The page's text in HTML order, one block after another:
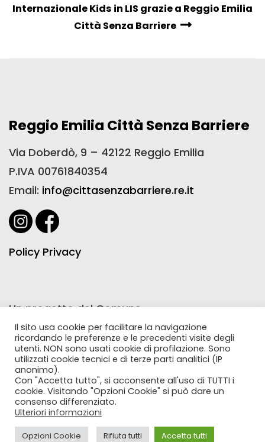
Internazionale Kids in LIS grazie a Reggio Emilia
Città Senza Barriere
Reggio Emilia Città Senza Barriere
Via Doberdò, 9 – 42122 Reggio Emilia
P.IVA 00761840354
Email: info@cittasenzabarriere.re.it
Policy Privacy
Un progetto del Comune
di Reggio Emilia realizzato
con la collaborazione
di Farmacie Comunali Riunite
Il sito usa cookie per facilitare la navigazione
ricordando le preferenze e le precedenti visite degli
utenti. NON sono usati cookie di profilazione. Sono
utilizzati cookie tecnici e di terze parti analitici (IP
anonimo).
Con "Accetta tutto", si acconsente all'uso di TUTTI i
cookie. Visitando "Opzioni Cookie" si può dare un
consenso differenziato.
Ulteriori informazioni
Opzioni Cookie Rifiuta tutti Accetta tutti